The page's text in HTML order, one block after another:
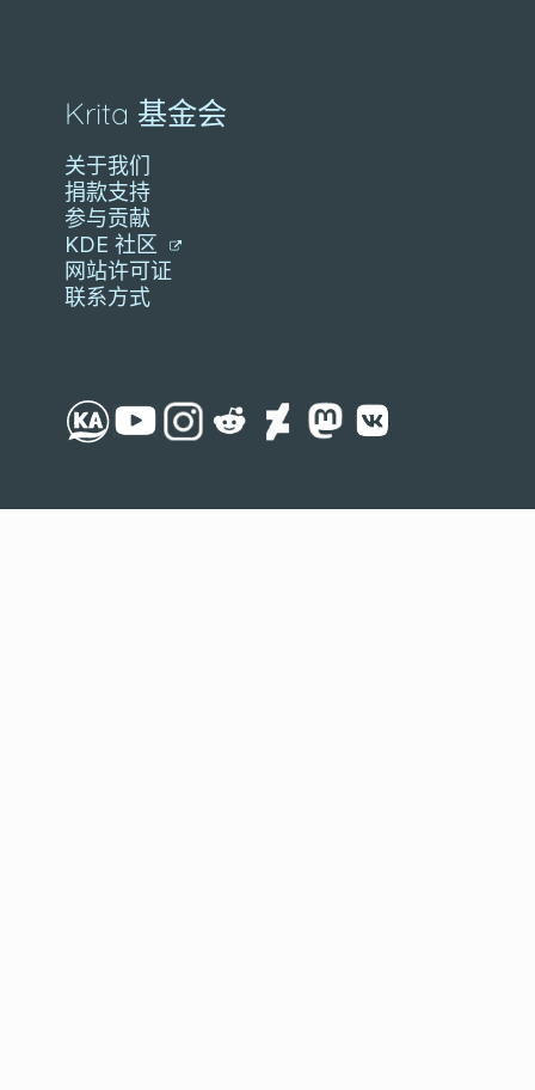
Krita 基金会
关于我们
捐款支持
参与贡献
KDE 社区
网站许可证
联系方式